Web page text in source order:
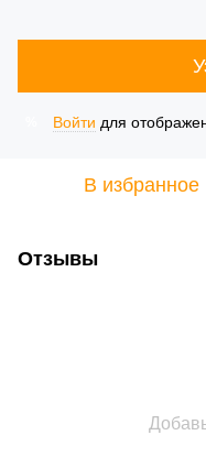
Войти для
В избранное
Отзывы